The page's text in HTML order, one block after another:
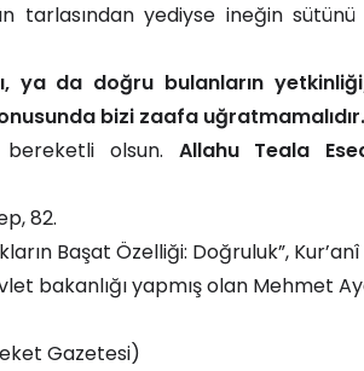
tarlasından yediyse ineğin
ya da doğru bulanların
bizi zaafa uğratmamalıdır.
bereketli olsun. Allahu Teala
82.
Başat Özelliği: Doğruluk”, Kur’anî
bakanlığı yapmış olan Mehmet
Gazetesi)